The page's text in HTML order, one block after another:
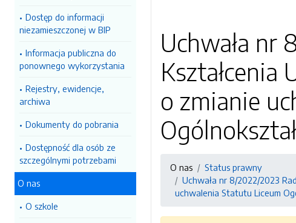
Dostęp do informacji
niezamieszczonej w BIP
Informacja publiczna do
ponownego wykorzystania
Rejestry, ewidencje,
archiwa
Dokumenty do pobrania
Dostępność dla osób ze
szczególnymi potrzebami
O nas
O szkole
Uchwała nr
o zmianie
O nas
Status prawny
Uchwała nr 8/2022/2023
uchwalenia Statutu Liceum